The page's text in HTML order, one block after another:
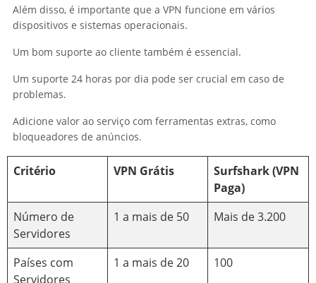
Além disso, é importante que a VPN funcione em vários
dispositivos e sistemas operacionais.
Um bom suporte ao cliente também é essencial.
Um suporte 24 horas por dia pode ser crucial em caso de
problemas.
Adicione valor ao serviço com ferramentas extras, como
bloqueadores de anúncios.
Critério VPN Grátis
Surfshark (VPN
Paga)
Número de
Servidores
1 a mais de 50 Mais de 3.200
Países com
Servidores
1 a mais de 20 100